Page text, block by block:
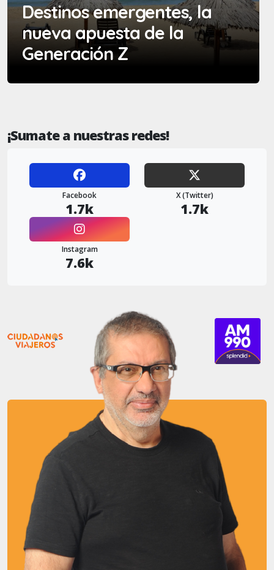
Destinos emergentes, la
nueva apuesta de la
Generación Z
¡Sumate a nuestras redes!
Facebook
1.7k
X (Twitter)
1.7k
Instagram
7.6k